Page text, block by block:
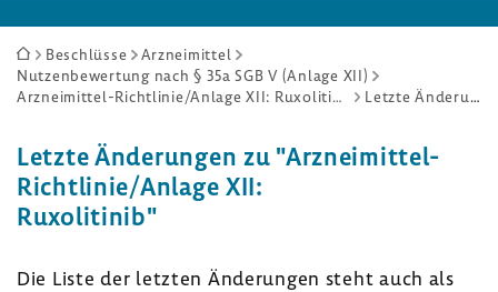
Sie
sind
Beschlüsse
Arzneimittel
Nutzenbewertung nach § 35a SGB V (Anlage XII)
Arzneimittel-Richtlinie/Anlage XII: Ruxolitinib
Letzte Änderungen
Letzte Ände­rungen zu "Arzneimittel-​
Richtlinie/Anlage XII:
Ruxo­li­t­inib"
Die Liste der letzten Ände­rungen steht auch als